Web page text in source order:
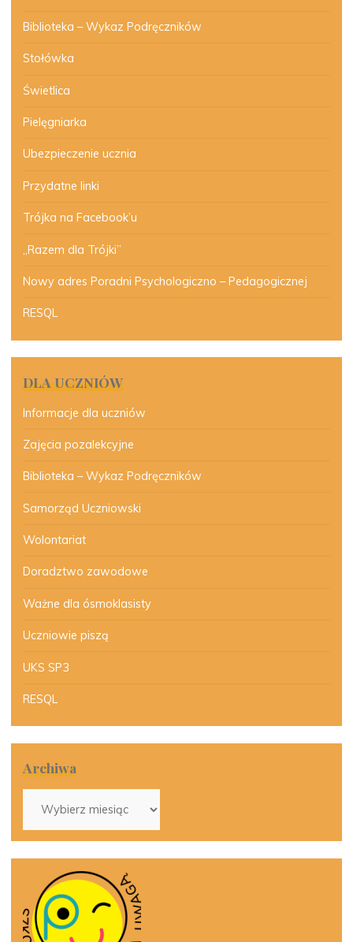
Biblioteka – Wykaz Podręczników
Stołówka
Świetlica
Pielęgniarka
Ubezpieczenie ucznia
Przydatne linki
Trójka na Facebook’u
„Razem dla Trójki”
Nowy adres Poradni Psychologiczno – Pedagogicznej
RESQL
DLA UCZNIÓW
Informacje dla uczniów
Zajęcia pozalekcyjne
Biblioteka – Wykaz Podręczników
Samorząd Uczniowski
Wolontariat
Doradztwo zawodowe
Ważne dla ósmoklasisty
Uczniowie piszą
UKS SP3
RESQL
Archiwa